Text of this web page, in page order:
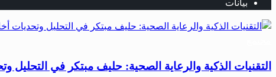
بيانات
التقنيات الذكية والرعاية الصحية: حليف مبتكر في التحليل